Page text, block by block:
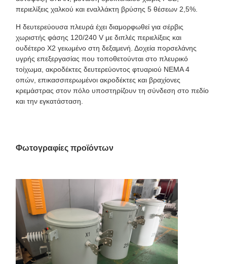
περιελίξεις χαλκού και εναλλάκτη βρύσης 5 θέσεων 2,5%.
Η δευτερεύουσα πλευρά έχει διαμορφωθεί για σέρβις
χωριστής φάσης 120/240 V με διπλές περιελίξεις και
ουδέτερο X2 γειωμένο στη δεξαμενή. Δοχεία πορσελάνης
υγρής επεξεργασίας που τοποθετούνται στο πλευρικό
τοίχωμα, ακροδέκτες δευτερεύοντος φτυαριού NEMA 4
οπών, επικασσιτερωμένοι ακροδέκτες και βραχίονες
κρεμάστρας στον πόλο υποστηρίζουν τη σύνδεση στο πεδίο
και την εγκατάσταση.
Φωτογραφίες προϊόντων